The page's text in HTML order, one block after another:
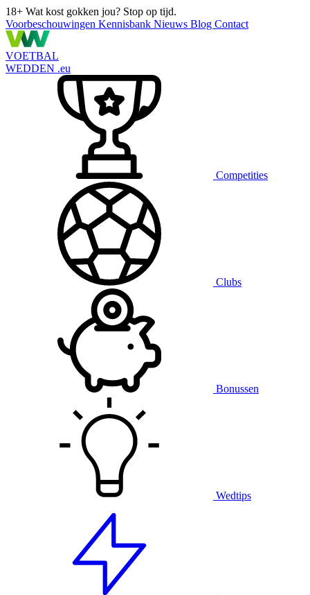
18+ Wat kost gokken jou? Stop op tijd.
Voorbeschouwingen Kennisbank Nieuws Blog Contact
VOETBAL
WEDDEN .eu
Competities
Clubs
Bonussen
Wedtips